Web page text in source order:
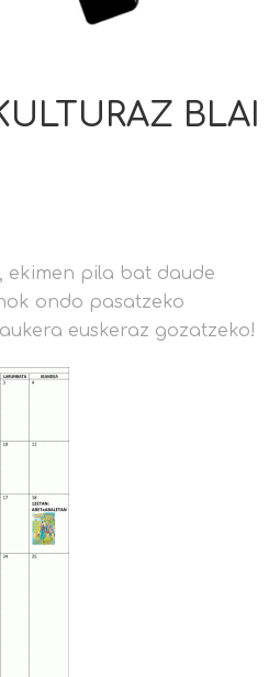
BLAI
ekimen pila bat daude
ondo pasatzeko
euskeraz gozatzeko!